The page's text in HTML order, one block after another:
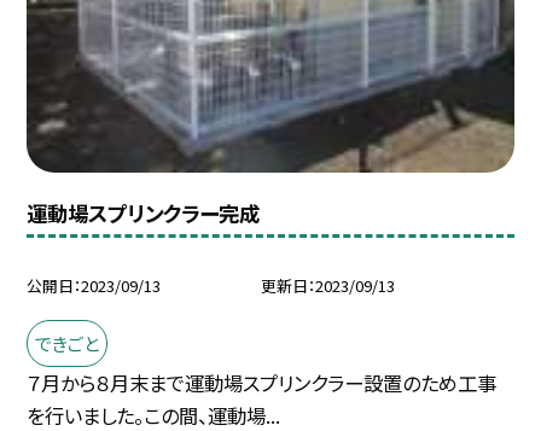
運動場スプリンクラー完成
公開日 2023/09/13 更新日 2023/09/13
できごと
７月から８月末まで運動場スプリンクラー設置のため工事
を行いました。この間、運動場...